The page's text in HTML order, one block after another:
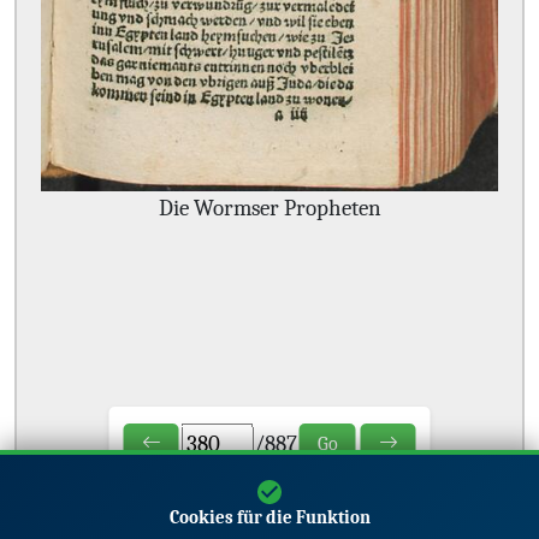
Die Wormser Propheten
/887 Go
Cookies für die Funktion